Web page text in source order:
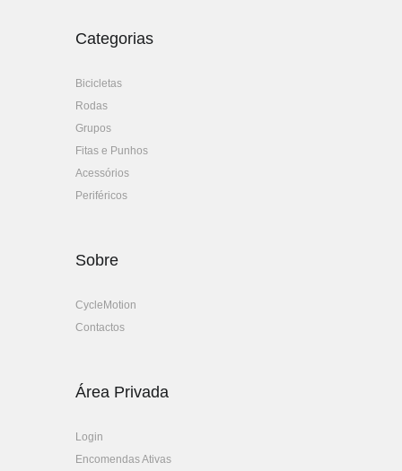
Categorias
Bicicletas
Rodas
Grupos
Fitas e Punhos
Acessórios
Periféricos
Sobre
CycleMotion
Contactos
Área Privada
Login
Encomendas Ativas